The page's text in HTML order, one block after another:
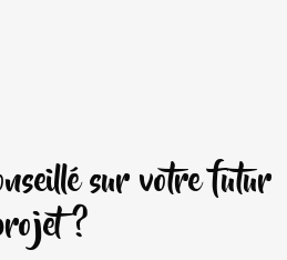
sur votre futur
?